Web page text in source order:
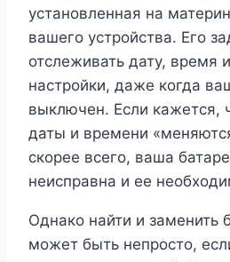
установленная на
вашего устройства. Его
отслеживать дату, время
настройки, даже когда
выключен. Если кажется,
даты и времени
скорее всего, ваша
неисправна и ее
Однако найти и заменить
может быть непросто,